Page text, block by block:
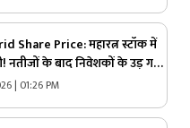
Share Price: महारत्न स्टॉक में
नतीजों के बाद निवेशकों के उड़ गए
और टूटेगा शेयर या करेगी वापसी?
| 01:26 PM